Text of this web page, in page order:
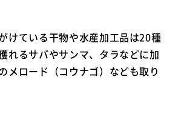
けている干物や水産加工品は20種
れるサバやサンマ、タラなどに加
メロード（コウナゴ）なども取り